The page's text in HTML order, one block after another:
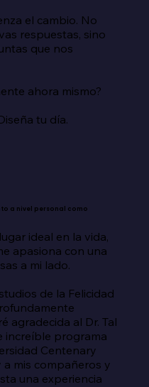
el cambio. No
respuestas, sino
que nos
ahora mismo?
tu día.
a nivel personal como
ideal en la vida,
apasiona con una
a mi lado.
de la Felicidad
agradecida al Dr. Tal
increíble programa
Centenary
mis compañeros y
una experiencia